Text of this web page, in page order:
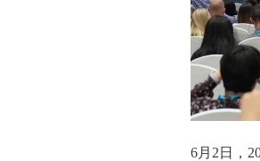
6月2日，